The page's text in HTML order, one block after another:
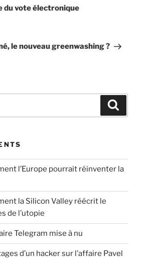
du vote électronique
le nouveau greenwashing ?
l’Europe pourrait réinventer la
la Silicon Valley réécrit le
de l’utopie
Telegram mise à nu
d’un hacker sur l’affaire Pavel